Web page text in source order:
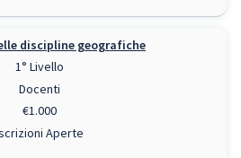
discipline geografiche
1° Livello
Docenti
€1.000
Aperte